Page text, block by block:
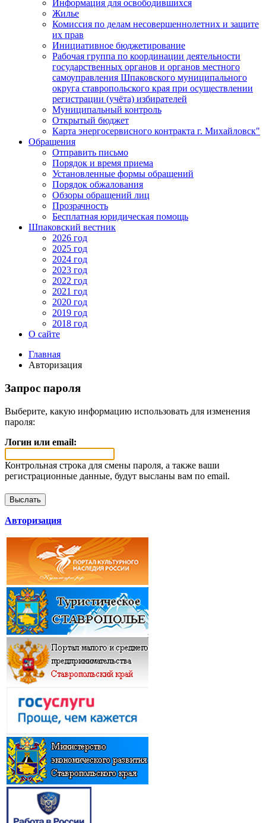
Информация для освободившихся
Жилье
Комиссия по делам несовершеннолетних и защите
их прав
Инициативное бюджетирование
Рабочая группа по координации деятельности
государственных органов и органов местного
самоуправления Шпаковского муниципального
округа ставропольского края при осуществлении
регистрации (учёта) избирателей
Муниципальный контроль
Открытый бюджет
Карта энергосервисного контракта г. Михайловск"
Обращения
Отправить письмо
Порядок и время приема
Установленные формы обращений
Порядок обжалования
Обзоры обращений лиц
Прозрачность
Бесплатная юридическая помощь
Шпаковский вестник
2026 год
2025 год
2024 год
2023 год
2022 год
2021 год
2020 год
2019 год
2018 год
О сайте
Главная
Авторизация
Запрос пароля
Выберите, какую информацию использовать для изменения
пароля:
Логин или email:
Контрольная строка для смены пароля, а также ваши
регистрационные данные, будут высланы вам по email.
Авторизация